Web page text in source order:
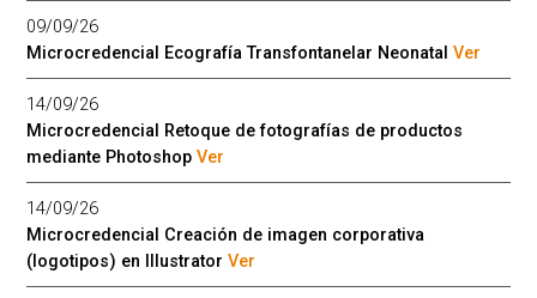
09/09/26
Microcredencial Ecografía Transfontanelar NeonatalVer
14/09/26
Microcredencial Retoque de fotografías de productos
mediante PhotoshopVer
14/09/26
Microcredencial Creación de imagen corporativa
(logotipos) en IllustratorVer